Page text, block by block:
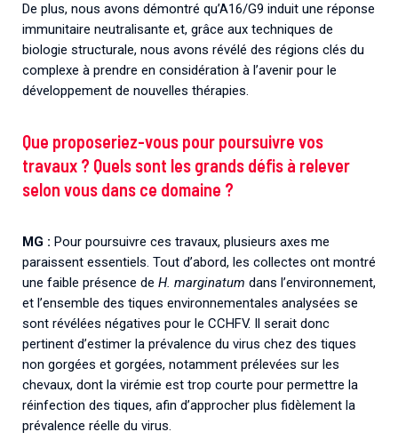
De plus, nous avons démontré qu’A16/G9 induit une réponse
immunitaire neutralisante et, grâce aux techniques de
biologie structurale, nous avons révélé des régions clés du
complexe à prendre en considération à l’avenir pour le
développement de nouvelles thérapies.
Que proposeriez-vous pour poursuivre vos
travaux ? Quels sont les grands défis à relever
selon vous dans ce domaine ?
MG : Pour poursuivre ces travaux, plusieurs axes me
paraissent essentiels. Tout d’abord, les collectes ont montré
une faible présence de H. marginatum dans l’environnement,
et l’ensemble des tiques environnementales analysées se
sont révélées négatives pour le CCHFV. Il serait donc
pertinent d’estimer la prévalence du virus chez des tiques
non gorgées et gorgées, notamment prélevées sur les
chevaux, dont la virémie est trop courte pour permettre la
réinfection des tiques, afin d’approcher plus fidèlement la
prévalence réelle du virus.